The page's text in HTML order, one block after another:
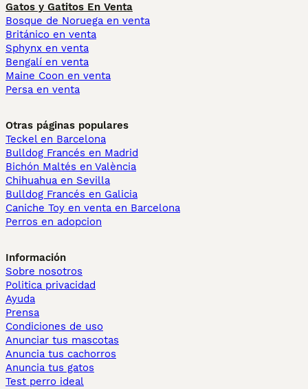
Gatos y Gatitos En Venta
Bosque de Noruega en venta
Británico en venta
Sphynx en venta
Bengalí en venta
Maine Coon en venta
Persa en venta
Otras páginas populares
Teckel en Barcelona
Bulldog Francés en Madrid
Bichón Maltés en València
Chihuahua en Sevilla
Bulldog Francés en Galicia
Caniche Toy en venta en Barcelona
Perros en adopcion
Información
Sobre nosotros
Politica privacidad
Ayuda
Prensa
Condiciones de uso
Anunciar tus mascotas
Anuncia tus cachorros
Anuncia tus gatos
Test perro ideal